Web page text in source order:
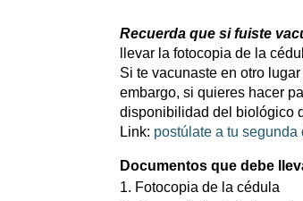
Recuerda que si fuiste
llevar la fotocopia de la
Si te vacunaste en otro
embargo, si quieres hacer
disponibilidad del biológico
Link: postúlate a tu
Documentos que debe
Fotocopia de la cédula